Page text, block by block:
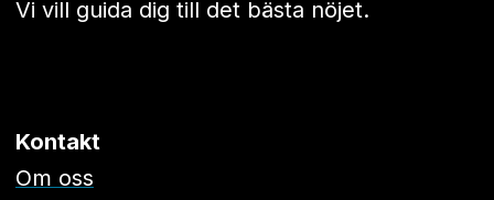
Vi vill guida dig till det bästa nöjet.
Kontakt
Om oss